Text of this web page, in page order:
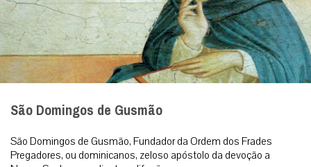
São Domingos de Gusmão
São Domingos de Gusmão, Fundador da Ordem dos Frades
Pregadores, ou dominicanos, zeloso apóstolo da devoção a